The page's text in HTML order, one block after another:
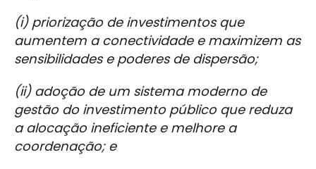
(i) priorização de investimentos que
aumentem a conectividade e maximizem as
sensibilidades e poderes de dispersão;
(ii) adoção de um sistema moderno de
gestão do investimento público que reduza
a alocação ineficiente e melhore a
coordenação; e